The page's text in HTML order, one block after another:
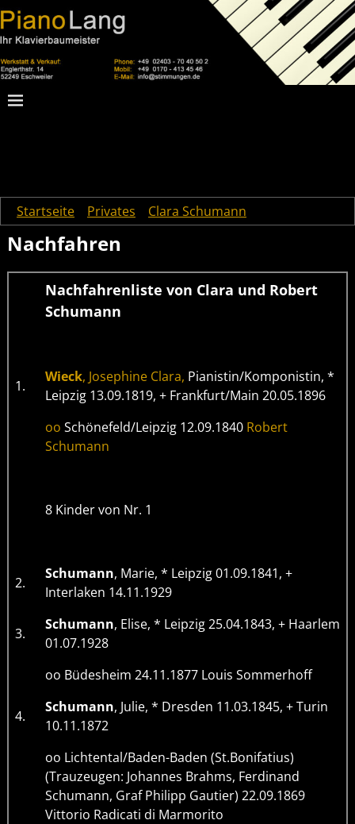
Startseite Privates Clara Schumann
Nachfahren
Nachfahrenliste von Clara und Robert
Schumann
1.
Wieck, Josephine Clara, Pianistin/Komponistin, *
Leipzig 13.09.1819, + Frankfurt/Main 20.05.1896
oo Schönefeld/Leipzig 12.09.1840 Robert
Schumann
8 Kinder von Nr. 1
2.
Schumann, Marie, * Leipzig 01.09.1841, +
Interlaken 14.11.1929
3.
Schumann, Elise, * Leipzig 25.04.1843, + Haarlem
01.07.1928
oo Büdesheim 24.11.1877 Louis Sommerhoff
4.
Schumann, Julie, * Dresden 11.03.1845, + Turin
10.11.1872
oo Lichtental/Baden-Baden (St.Bonifatius)
(Trauzeugen: Johannes Brahms, Ferdinand
Schumann, Graf Philipp Gautier) 22.09.1869
Vittorio Radicati di Marmorito